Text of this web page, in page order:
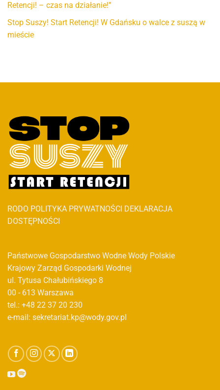
Retencji! – czas na działanie!”
Stop Suszy! Start Retencji! W Gdańsku o walce z suszą w
mieście
RODO POLITYKA PRYWATNOŚCI DEKLARACJA
DOSTĘPNOŚCI
Państwowe Gospodarstwo Wodne Wody Polskie
Krajowy Zarząd Gospodarki Wodnej
ul. Tytusa Chałubińskiego 8
00 - 613 Warszawa
tel.: +48 22 37 20 230
e-mail: sekretariat.kp@wody.gov.pl